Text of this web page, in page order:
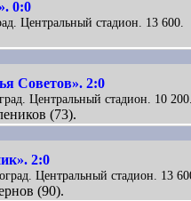
0:0
Центральный стадион. 13 600.
Советов». 2:0
Центральный стадион. 10
(73).
2:0
Центральный стадион. 13
(90).